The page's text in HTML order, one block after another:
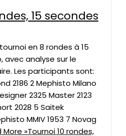
15 secondes
en 8 rondes à 15
avec analyse sur le
Les participants sont:
2186 2 Mephisto Milano
2325 Master 2123
2028 5 Saitek
MMIV 1953 7 Novag
More »Tournoi 10 rondes,